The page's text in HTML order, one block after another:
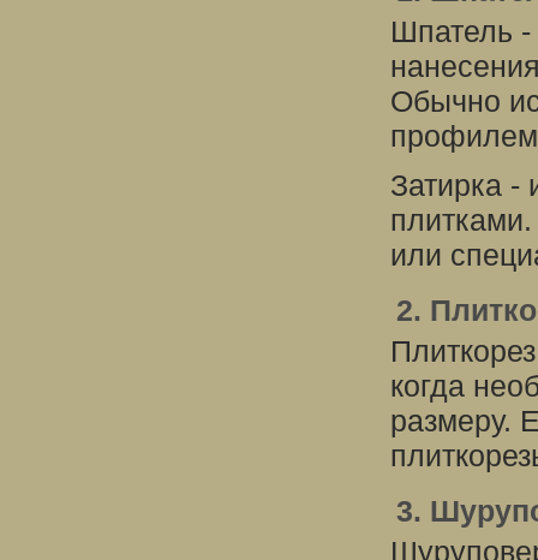
Шпатель
Обычно
Затирка -
или
2.
когда
размеру.
3.